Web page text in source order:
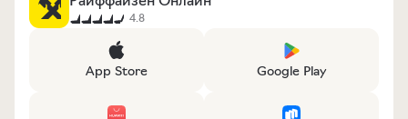
4.8
App Store Google Play